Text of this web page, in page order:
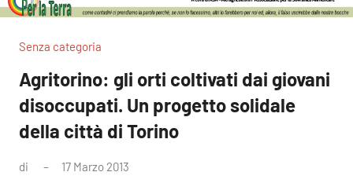
la
Terra
la
Alimentare
Senza categoria
Agritorino: gli orti coltivati dai giovani
disoccupati. Un progetto solidale
della città di Torino
di 17 Marzo 2013